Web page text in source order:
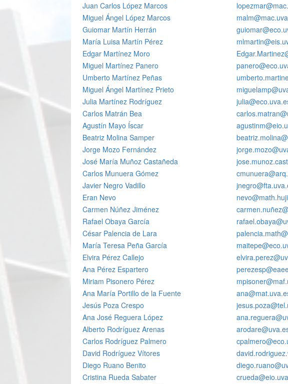
Juan Carlos López Marcos
Miguel Ángel López Marcos
Guiomar Martín Herrán
María Luisa Martín Pérez
Edgar Martínez Moro
Miguel Martínez Panero
Umberto Martínez Peñas
Miguel Ángel Martínez Prieto
Julia Martínez Rodríguez
Carlos Matrán Bea
Agustín Mayo Íscar
Beatriz Molina Samper
Jorge Mozo Fernández
José María Muñoz Castañeda
Carlos Munuera Gómez
Javier Negro Vadillo
Eran Nevo
Carmen Núñez Jiménez
Rafael Obaya García
César Palencia de Lara
María Teresa Peña García
Elvira Pérez Callejo
Ana Pérez Espartero
Miriam Pisonero Pérez
Ana María Portillo de la Fuente
Jesús Poza Crespo
Ana José Reguera López
Alberto Rodríguez Arenas
Carlos Rodríguez Palmero
David Rodríguez Vítores
Diego Ruano Benito
Cristina Rueda Sabater